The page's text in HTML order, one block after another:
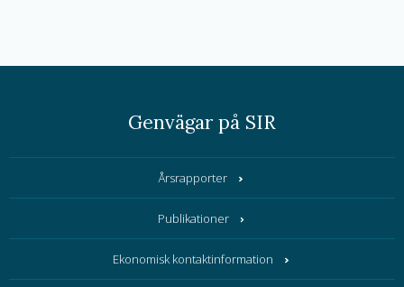
Genvägar på SIR
Årsrapporter
Publikationer
Ekonomisk kontaktinformation